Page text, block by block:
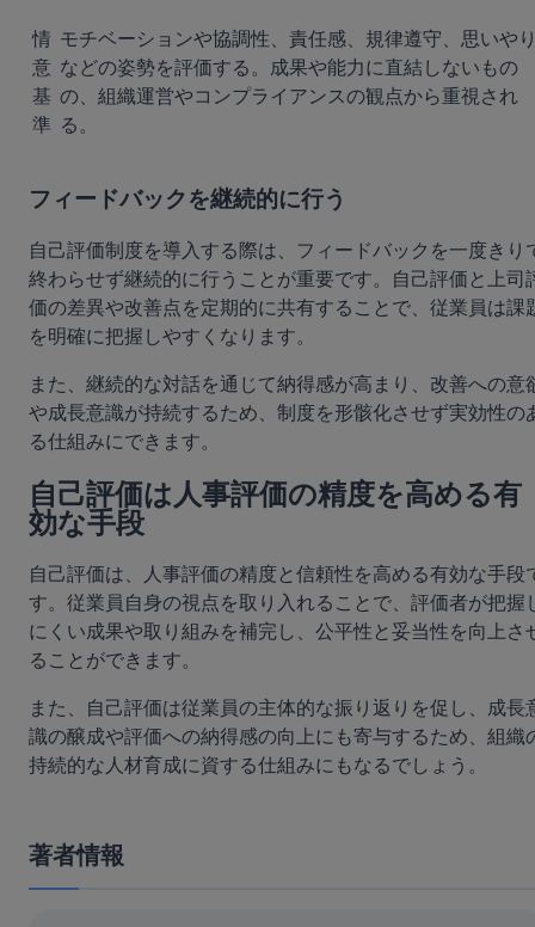
情
意
基
準
モチベーションや協調性、責任感、規律遵守、思いや
などの姿勢を評価する。成果や能力に直結しないもの
の、組織運営やコンプライアンスの観点から重視され
る。
フィードバックを継続的に行う
自己評価制度を導入する際は、フィードバックを一度きり
終わらせず継続的に行うことが重要です。自己評価と上司
価の差異や改善点を定期的に共有することで、従業員は課
を明確に把握しやすくなります。
また、継続的な対話を通じて納得感が高まり、改善への意
や成長意識が持続するため、制度を形骸化させず実効性の
る仕組みにできます。
自己評価は人事評価の精度を高める有
効な手段
自己評価は、人事評価の精度と信頼性を高める有効な手段
す。従業員自身の視点を取り入れることで、評価者が把握
にくい成果や取り組みを補完し、公平性と妥当性を向上さ
ることができます。
また、自己評価は従業員の主体的な振り返りを促し、成長
識の醸成や評価への納得感の向上にも寄与するため、組織
持続的な人材育成に資する仕組みにもなるでしょう。
著者情報